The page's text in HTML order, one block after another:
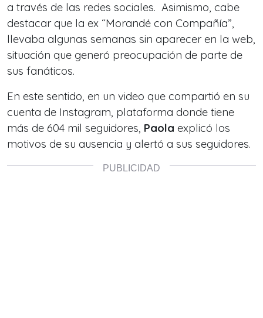
a través de las redes sociales. Asimismo, cabe
destacar que la ex “Morandé con Compañía”,
llevaba algunas semanas sin aparecer en la web,
situación que generó preocupación de parte de
sus fanáticos.
En este sentido, en un video que compartió en su
cuenta de Instagram, plataforma donde tiene
más de 604 mil seguidores, Paola explicó los
motivos de su ausencia y alertó a sus seguidores.